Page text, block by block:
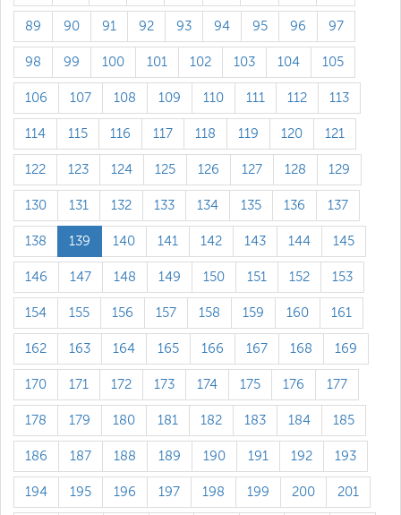
89 90 91 92 93 94 95 96 97
98 99 100 101 102 103 104 105
106 107 108 109 110 111 112 113
114 115 116 117 118 119 120 121
122 123 124 125 126 127 128 129
130 131 132 133 134 135 136 137
138 139 140 141 142 143 144 145
146 147 148 149 150 151 152 153
154 155 156 157 158 159 160 161
162 163 164 165 166 167 168 169
170 171 172 173 174 175 176 177
178 179 180 181 182 183 184 185
186 187 188 189 190 191 192 193
194 195 196 197 198 199 200 201